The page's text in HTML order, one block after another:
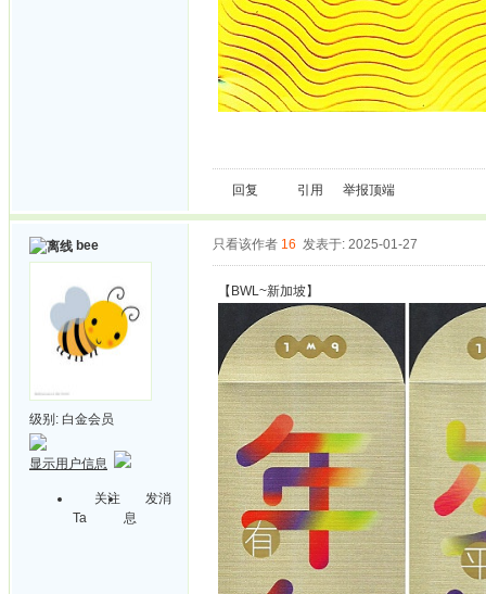
回复 引用 举报顶端
bee
级别: 白金会员
显示用户信息
关注
Ta
发消
息
只看该作者 16 发表于: 2025-01-27
【BWL~新加坡】